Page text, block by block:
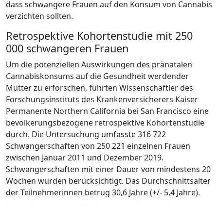
dass schwangere Frauen auf den Konsum von Cannabis
verzichten sollten.
Retrospektive Kohortenstudie mit 250
000 schwangeren Frauen
Um die potenziellen Auswirkungen des pränatalen
Cannabiskonsums auf die Gesundheit werdender
Mütter zu erforschen, führten Wissenschaftler des
Forschungsinstituts des Krankenversicherers Kaiser
Permanente Northern California bei San Francisco eine
bevölkerungsbezogene retrospektive Kohortenstudie
durch. Die Untersuchung umfasste 316 722
Schwangerschaften von 250 221 einzelnen Frauen
zwischen Januar 2011 und Dezember 2019.
Schwangerschaften mit einer Dauer von mindestens 20
Wochen wurden berücksichtigt. Das Durchschnittsalter
der Teilnehmerinnen betrug 30,6 Jahre (+/- 5,4 Jahre).